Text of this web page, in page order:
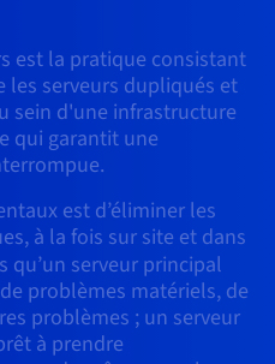
est la pratique consistant
serveurs dupliqués et
sein d'une infrastructure
qui garantit une
est d’éliminer les
à la fois sur site et dans
qu’un serveur principal
problèmes matériels, de
problèmes ; un serveur
à prendre